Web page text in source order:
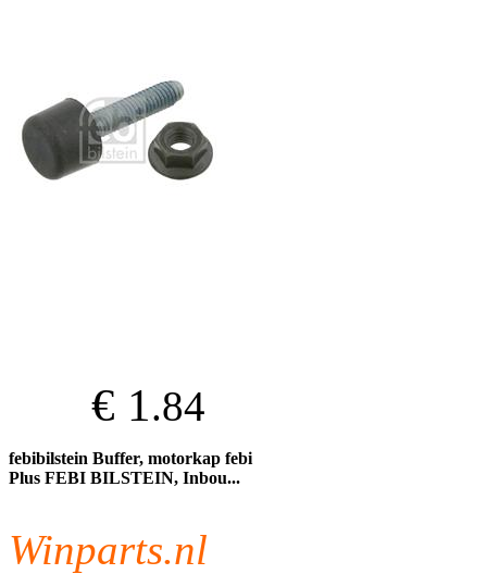
€ 1.84
febibilstein Buffer, motorkap febi
Plus FEBI BILSTEIN, Inbou...
Winparts.nl